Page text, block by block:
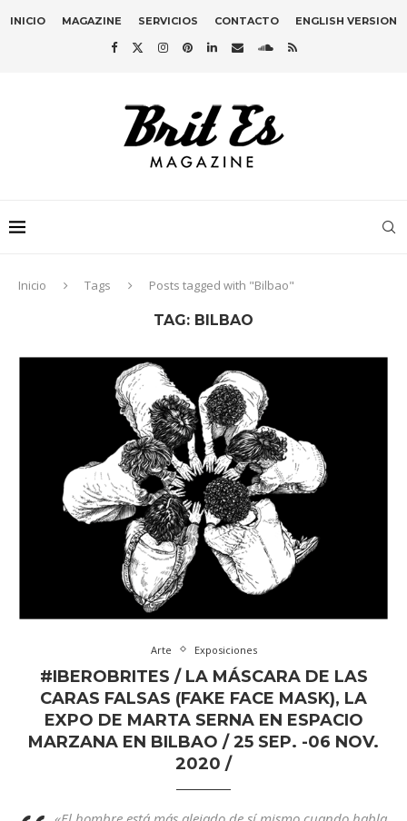
INICIO MAGAZINE SERVICIOS CONTACTO ENGLISH VERSION
Inicio Tags Posts tagged with "Bilbao"
TAG: BILBAO
Arte Exposiciones
#IBEROBRITES / LA MÁSCARA DE LAS
CARAS FALSAS (FAKE FACE MASK), LA
EXPO DE MARTA SERNA EN ESPACIO
MARZANA EN BILBAO / 25 SEP. -06 NOV.
2020 /